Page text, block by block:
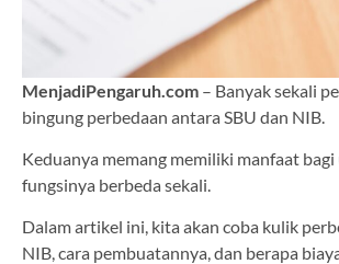
MenjadiPengaruh.com – Banyak sekali
bingung perbedaan antara SBU dan NIB.
Keduanya memang memiliki manfaat bagi
fungsinya berbeda sekali.
Dalam artikel ini, kita akan coba kulik
NIB, cara pembuatannya, dan berapa